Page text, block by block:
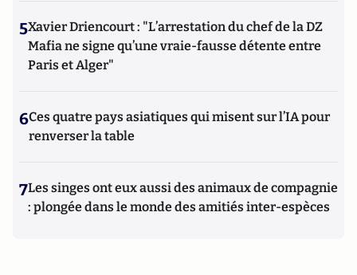
5Xavier Driencourt : "L’arrestation du chef de la DZ
Mafia ne signe qu’une vraie-fausse détente entre
Paris et Alger"
6Ces quatre pays asiatiques qui misent sur l’IA pour
renverser la table
7Les singes ont eux aussi des animaux de compagnie
: plongée dans le monde des amitiés inter-espèces